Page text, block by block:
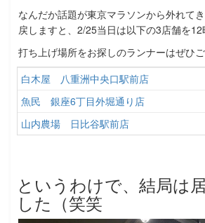
なんだか話題が東京マラソンから外れて
戻しますと、2/25当日は以下の3店舗を12
打ち上げ場所をお探しのランナーはぜひご
白木屋 八重洲中央口駅前店
魚民 銀座6丁目外堀通り店
山内農場 日比谷駅前店
というわけで、結局は
した（笑笑